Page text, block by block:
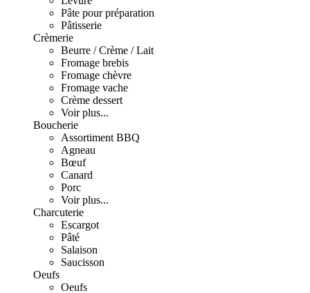
Pâte pour préparation
Pâtisserie
Crèmerie
Beurre / Crème / Lait
Fromage brebis
Fromage chèvre
Fromage vache
Crème dessert
Voir plus...
Boucherie
Assortiment BBQ
Agneau
Bœuf
Canard
Porc
Voir plus...
Charcuterie
Escargot
Pâté
Salaison
Saucisson
Oeufs
Oeufs